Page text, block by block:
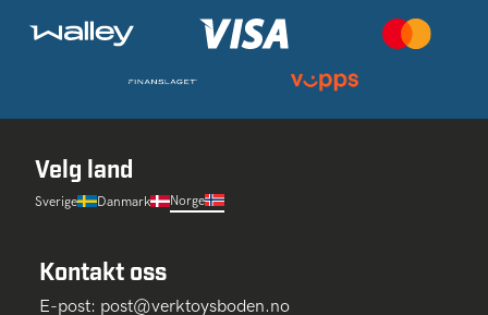
Velg land
Sverige Danmark Norge
Kontakt oss
E-post: post@verktoysboden.no